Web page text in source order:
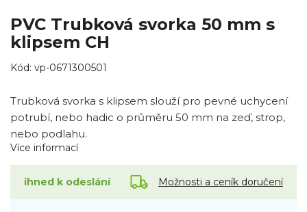
PVC Trubková svorka 50 mm s
klipsem CH
Kód: vp-0671300501
Trubková svorka s klipsem slouží pro pevné uchycení
potrubí, nebo hadic o průměru 50 mm na zeď, strop,
nebo podlahu.
Více informací
ihned k odeslání Možnosti a ceník doručení